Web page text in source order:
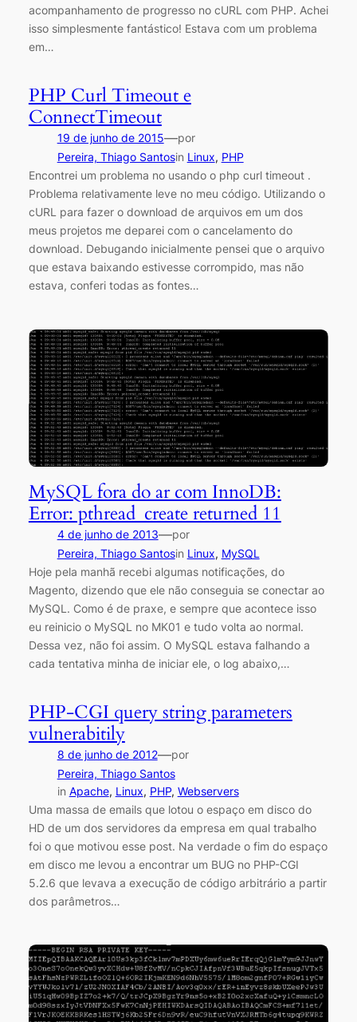
acompanhamento de progresso no cURL com PHP. Achei
isso simplesmente fantástico! Estava com um problema
em…
PHP Curl Timeout e
ConnectTimeout
19 de junho de 2015—por
Pereira, Thiago Santosin Linux, PHP
Encontrei um problema no usando o php curl timeout .
Problema relativamente leve no meu código. Utilizando o
cURL para fazer o download de arquivos em um dos
meus projetos me deparei com o cancelamento do
download. Debugando inicialmente pensei que o arquivo
que estava baixando estivesse corrompido, mas não
estava, conferi todas as fontes…
MySQL fora do ar com InnoDB:
Error: pthread_create returned 11
4 de junho de 2013—por
Pereira, Thiago Santosin Linux, MySQL
Hoje pela manhã recebi algumas notificações, do
Magento, dizendo que ele não conseguia se conectar ao
MySQL. Como é de praxe, e sempre que acontece isso
eu reinicio o MySQL no MK01 e tudo volta ao normal.
Dessa vez, não foi assim. O MySQL estava falhando a
cada tentativa minha de iniciar ele, o log abaixo,…
PHP-CGI query string parameters
vulnerabitily
8 de junho de 2012—por
Pereira, Thiago Santos
in Apache, Linux, PHP, Webservers
Uma massa de emails que lotou o espaço em disco do
HD de um dos servidores da empresa em qual trabalho
foi o que motivou esse post. Na verdade o fim do espaço
em disco me levou a encontrar um BUG no PHP-CGI
5.2.6 que levava a execução de código arbitrário a partir
dos parâmetros…